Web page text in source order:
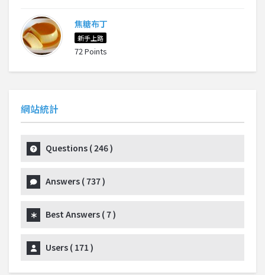
焦糖布丁
新手上路
72 Points
網站統計
Questions (246)
Answers (737)
Best Answers (7)
Users ( 171)